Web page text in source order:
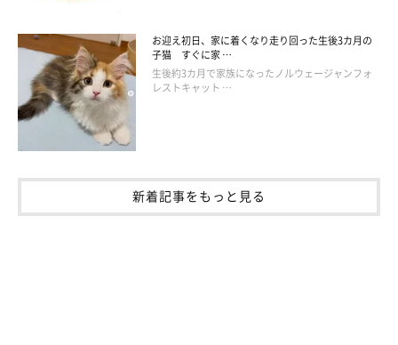
先住猫・やきのりくんとは、ゆっくり距離を
お迎え初日、家に着くなり走り回った生後3カ月の
子猫 すぐに家 …
生後約3カ月で家族になったノルウェージャンフォ
レストキャット …
新着記事をもっと見る